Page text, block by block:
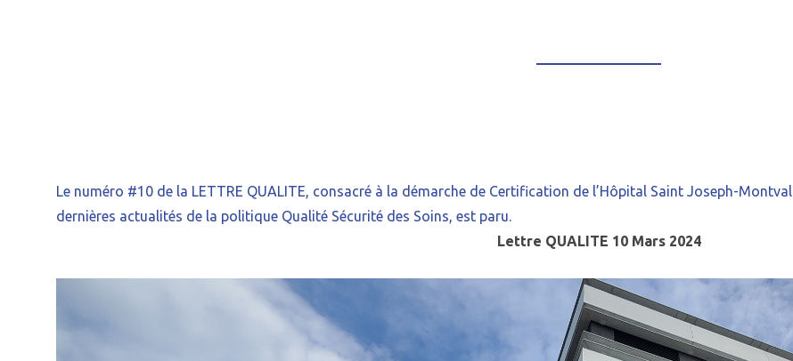
Le numéro #10 de la LETTRE QUALITE, consacré à la démarche de Certification de l’Hôpital Saint Joseph-
dernières actualités de la politique Qualité Sécurité des Soins, est paru.
Lettre QUALITE 10 Mars 2024